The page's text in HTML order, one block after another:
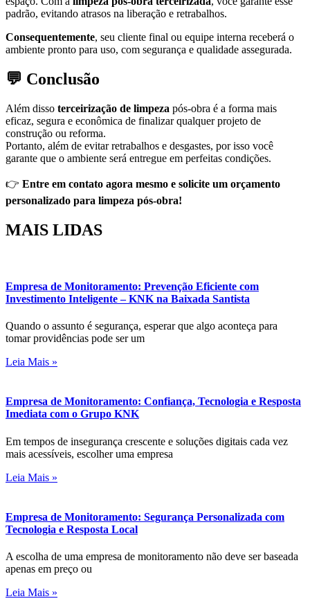
padrão, evitando atrasos na liberação e retrabalhos.
Consequentemente, seu cliente final ou equipe interna receberá o
ambiente pronto para uso, com segurança e qualidade assegurada.
💬 Conclusão
Além disso terceirização de limpeza pós-obra é a forma mais
eficaz, segura e econômica de finalizar qualquer projeto de
construção ou reforma.
Portanto, além de evitar retrabalhos e desgastes, por isso você
garante que o ambiente será entregue em perfeitas condições.
👉 Entre em contato agora mesmo e solicite um orçamento
personalizado para limpeza pós-obra!
MAIS LIDAS
Empresa de Monitoramento: Prevenção Eficiente com
Investimento Inteligente – KNK na Baixada Santista
Quando o assunto é segurança, esperar que algo aconteça para
tomar providências pode ser um
Leia Mais »
Empresa de Monitoramento: Confiança, Tecnologia e Resposta
Imediata com o Grupo KNK
Em tempos de insegurança crescente e soluções digitais cada vez
mais acessíveis, escolher uma empresa
Leia Mais »
Empresa de Monitoramento: Segurança Personalizada com
Tecnologia e Resposta Local
A escolha de uma empresa de monitoramento não deve ser baseada
apenas em preço ou
Leia Mais »